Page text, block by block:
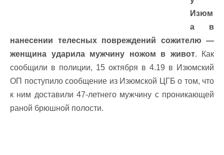
Изюм
а в
нанесении телесных повреждений сожителю —
женщина ударила мужчину ножом в живот. Как
сообщили в полиции, 15 октября в 4.19 в Изюмский
ОП поступило сообщение из Изюмской ЦГБ о том, что
к ним доставили 47-летнего мужчину с проникающей
раной брюшной полости.